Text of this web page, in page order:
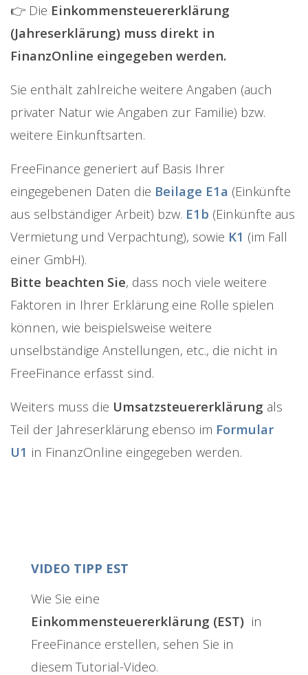
👉 Die Einkommensteuererklärung
(Jahreserklärung) muss direkt in
FinanzOnline eingegeben werden.
Sie enthält zahlreiche weitere Angaben (auch
privater Natur wie Angaben zur Familie) bzw.
weitere Einkunftsarten.
FreeFinance generiert auf Basis Ihrer
eingegebenen Daten die Beilage E1a (Einkünfte
aus selbständiger Arbeit) bzw. E1b (Einkünfte aus
Vermietung und Verpachtung), sowie K1 (im Fall
einer GmbH).
Bitte beachten Sie, dass noch viele weitere
Faktoren in Ihrer Erklärung eine Rolle spielen
können, wie beispielsweise weitere
unselbständige Anstellungen, etc., die nicht in
FreeFinance erfasst sind.
Weiters muss die Umsatzsteuererklärung als
Teil der Jahreserklärung ebenso im Formular
U1 in FinanzOnline eingegeben werden.
VIDEO TIPP EST
Wie Sie eine
Einkommensteuererklärung (EST) in
FreeFinance erstellen, sehen Sie in
diesem Tutorial-Video.